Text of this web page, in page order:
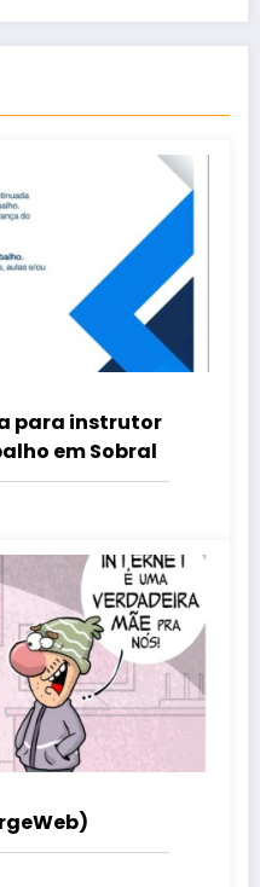
para instrutor
em Sobral